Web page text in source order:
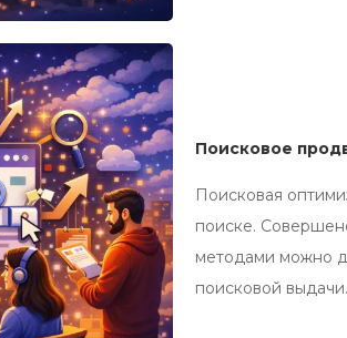
Поисковое
Поисковая
поиске.
методами можно
поисковой выдачи.